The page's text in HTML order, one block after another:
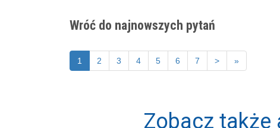
Wróć do najnowszych pytań
1 2 3 4 5 6 7 > »
Zobacz także